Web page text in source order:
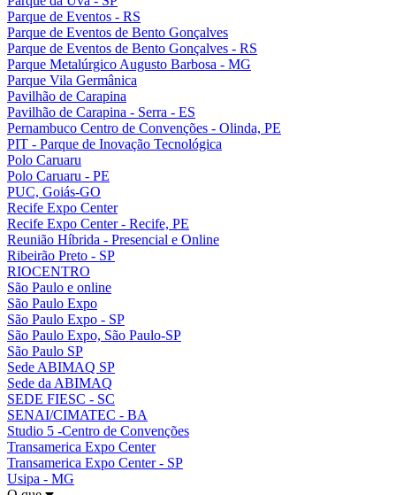
Parque de Eventos - RS
Parque de Eventos de Bento Gonçalves
Parque de Eventos de Bento Gonçalves - RS
Parque Metalúrgico Augusto Barbosa - MG
Parque Vila Germânica
Pavilhão de Carapina
Pavilhão de Carapina - Serra - ES
Pernambuco Centro de Convenções - Olinda, PE
PIT - Parque de Inovação Tecnológica
Polo Caruaru
Polo Caruaru - PE
PUC, Goiás-GO
Recife Expo Center
Recife Expo Center - Recife, PE
Reunião Híbrida - Presencial e Online
Ribeirão Preto - SP
RIOCENTRO
São Paulo e online
São Paulo Expo
São Paulo Expo - SP
São Paulo Expo, São Paulo-SP
São Paulo SP
Sede ABIMAQ SP
Sede da ABIMAQ
SEDE FIESC - SC
SENAI/CIMATEC - BA
Studio 5 -Centro de Convenções
Transamerica Expo Center
Transamerica Expo Center - SP
Usipa - MG